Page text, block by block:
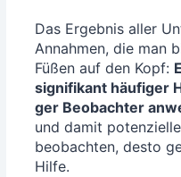
Das Ergeb­nis aller
Annah­men, die man
Füßen auf den Kopf:
signi­fi­kant häu­fi­ger
ger Beob­ach­ter
und damit
beob­ach­ten, des­to
Hil­fe.